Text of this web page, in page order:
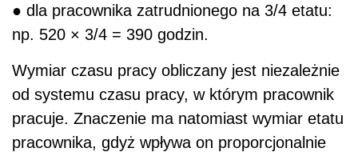
● dla pracownika zatrudnionego na 3/4 etatu:
np. 520 × 3/4 = 390 godzin.
Wymiar czasu pracy obliczany jest niezależnie
od systemu czasu pracy, w którym pracownik
pracuje. Znaczenie ma natomiast wymiar etatu
pracownika, gdyż wpływa on proporcjonalnie